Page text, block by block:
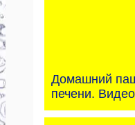
Домашний
печени.